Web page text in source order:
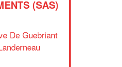
(SAS)
De Guebriant